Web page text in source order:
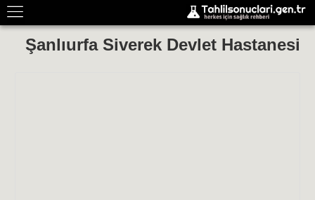
Şanlıurfa Siverek Devlet Hastanesi